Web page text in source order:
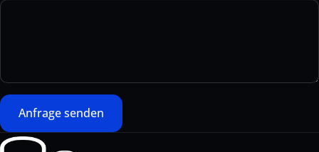
Anfrage senden